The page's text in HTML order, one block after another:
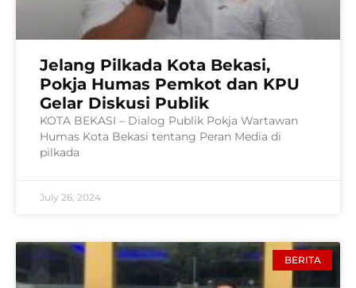
Jelang Pilkada Kota Bekasi,
Pokja Humas Pemkot dan KPU
Gelar Diskusi Publik
KOTA BEKASI – Dialog Publik Pokja Wartawan
Humas Kota Bekasi tentang Peran Media di
pilkada
July 26, 2024
BERITA